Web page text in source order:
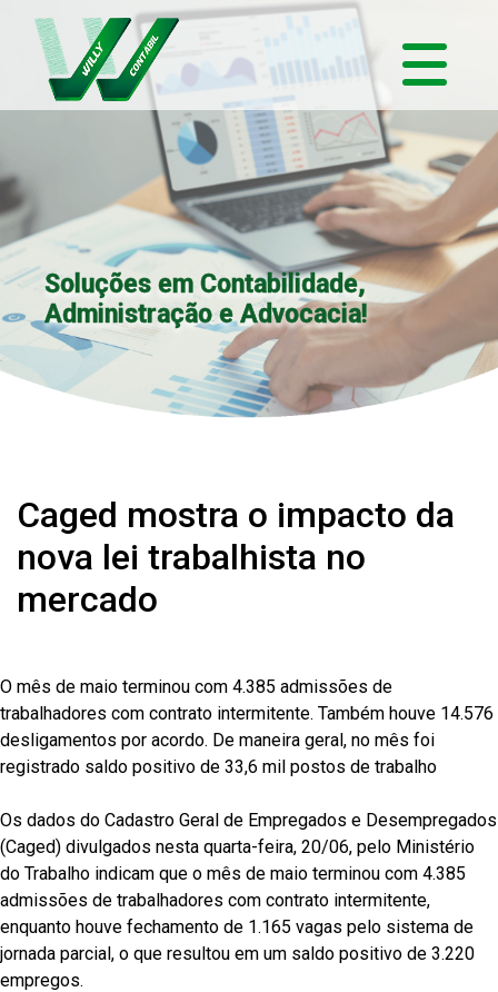
Soluções em Contabilidade,
Administração e Advocacia!
Caged mostra o impacto da
nova lei trabalhista no
mercado
O mês de maio terminou com 4.385 admissões de
trabalhadores com contrato intermitente. Também houve 14.576
desligamentos por acordo. De maneira geral, no mês foi
registrado saldo positivo de 33,6 mil postos de trabalho
Os dados do Cadastro Geral de Empregados e Desempregados
(Caged) divulgados nesta quarta-feira, 20/06, pelo Ministério
do Trabalho indicam que o mês de maio terminou com 4.385
admissões de trabalhadores com contrato intermitente,
enquanto houve fechamento de 1.165 vagas pelo sistema de
jornada parcial, o que resultou em um saldo positivo de 3.220
empregos.